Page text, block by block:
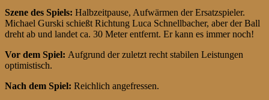
Szene des Spiels: Halbzeitpause, Aufwärmen der Ersatzspieler.
Michael Gurski schießt Richtung Luca Schnellbacher, aber der Ball
dreht ab und landet ca. 30 Meter entfernt. Er kann es immer noch!
Vor dem Spiel: Aufgrund der zuletzt recht stabilen Leistungen
optimistisch.
Nach dem Spiel: Reichlich angefressen.